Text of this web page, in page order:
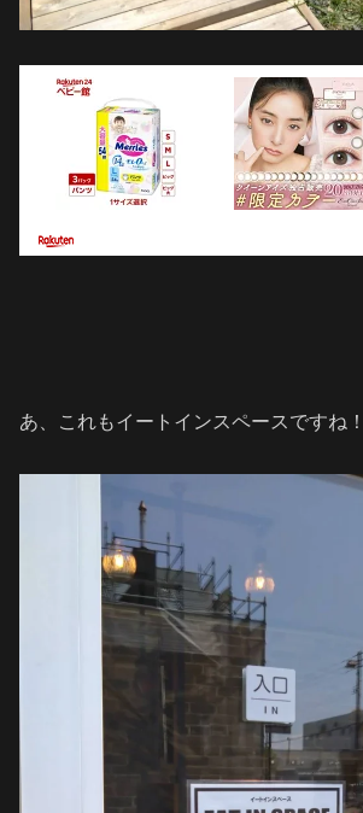
あ、これもイートインスペースですね！